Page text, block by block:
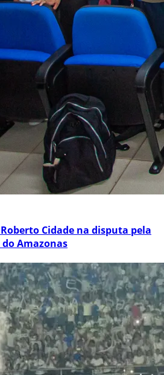
Cidade na disputa pela
Amazonas